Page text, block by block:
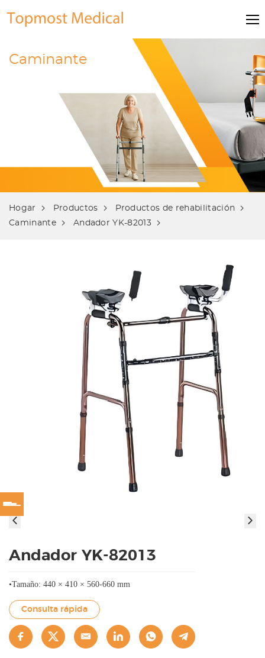
Caminante
Hogar Productos
Productos de rehabilitación
Caminante
Andador YK-82013
Andador YK-82013
•Tamaño: 440 × 410 × 560-660 mm
Consulta rápida